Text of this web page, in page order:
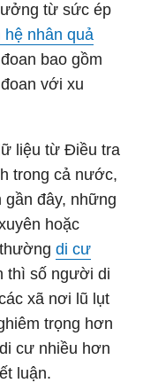
từ sức ép
hệ nhân quả
bao gồm
với xu
liệu từ Điều tra
trong cả nước,
gần đây, những
hoặc
di cư
thì số người di
xã nơi lũ lụt
trọng hơn
cư nhiều hơn
luận.